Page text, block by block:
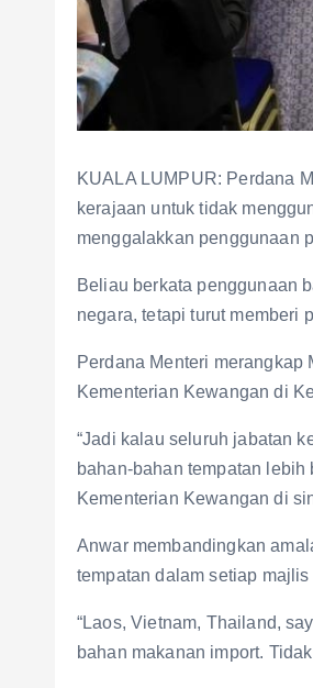
KUALA LUMPUR: Perdana
kerajaan untuk tidak
menggalakkan penggunaan
Beliau berkata penggunaan
negara, tetapi turut memberi
Perdana Menteri merangkap
Kementerian Kewangan di
“Jadi kalau seluruh jabatan
bahan-bahan tempatan
Kementerian Kewangan di
Anwar membandingkan
tempatan dalam setiap majlis
“Laos, Vietnam, Thailand,
bahan makanan import.